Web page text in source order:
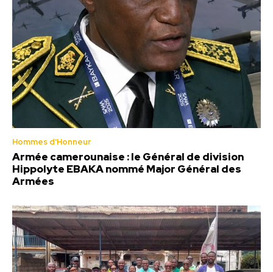
Hommes d'Honneur
Armée camerounaise : le Général de division
Hippolyte EBAKA nommé Major Général des
Armées